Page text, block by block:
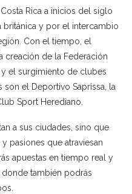
Rica a inicios del siglo
británica y por el intercambio
Con el tiempo, el
creación de la Federación
y el surgimiento de clubes
el Deportivo Saprissa, la
Sport Herediano.
a sus ciudades, sino que
pasiones que atraviesan
apuestas en tiempo real y
también podrás